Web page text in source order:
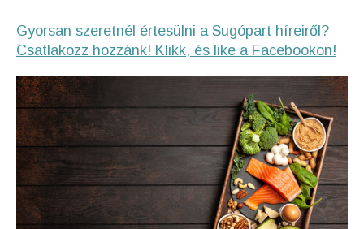
Gyorsan szeretnél értesülni a Sugópart híreiről?
Csatlakozz hozzánk! Klikk, és like a Facebookon!